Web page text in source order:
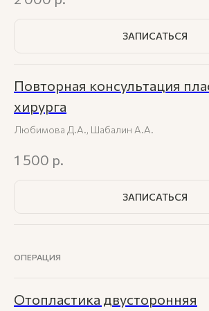
ЗАПИСАТЬСЯ
Повторная консультация
хирурга
Любимова Д.А., Шабалин А.А.
1 500 р.
ЗАПИСАТЬСЯ
ОПЕРАЦИЯ
Отопластика двусторонняя